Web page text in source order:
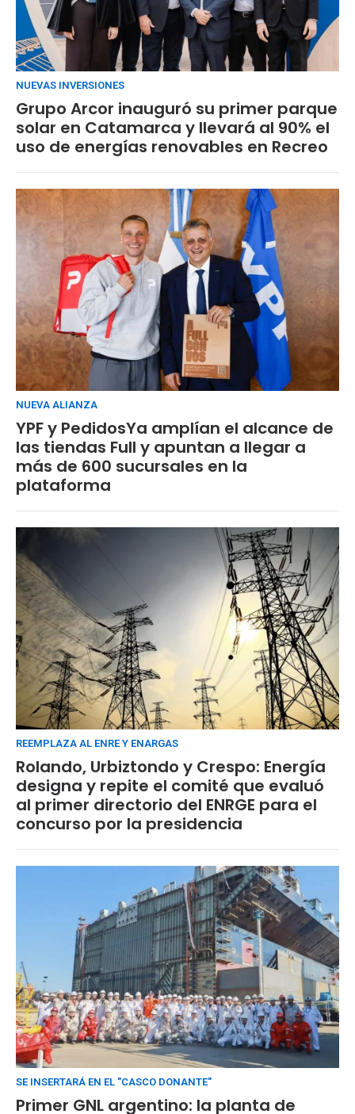
NUEVAS INVERSIONES
Grupo Arcor inauguró su primer parque
solar en Catamarca y llevará al 90% el
uso de energías renovables en Recreo
NUEVA ALIANZA
YPF y PedidosYa amplían el alcance de
las tiendas Full y apuntan a llegar a
más de 600 sucursales en la
plataforma
REEMPLAZA AL ENRE Y ENARGAS
Rolando, Urbiztondo y Crespo: Energía
designa y repite el comité que evaluó
al primer directorio del ENRGE para el
concurso por la presidencia
SE INSERTARÁ EN EL "CASCO DONANTE"
Primer GNL argentino: la planta de